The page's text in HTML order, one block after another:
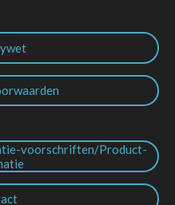
voorschriften/Product-